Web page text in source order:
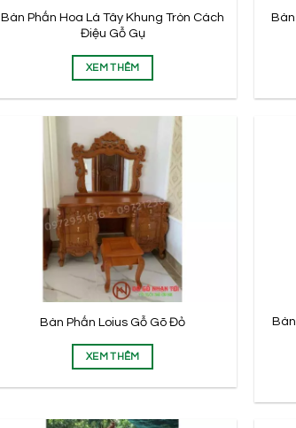
Bàn Phấn Hoa Lá Tây Khung Tròn Cách
Điệu Gỗ Gụ
XEM THÊM
Bàn
Bàn Phấn Loius Gỗ Gõ Đỏ
XEM THÊM